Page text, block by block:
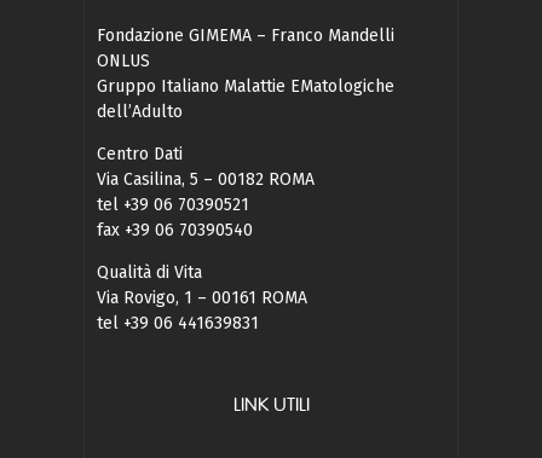
Fondazione GIMEMA – Franco Mandelli
ONLUS
Gruppo Italiano Malattie EMatologiche
dell’Adulto
Centro Dati
Via Casilina, 5 – 00182 ROMA
tel +39 06 70390521
fax +39 06 70390540
Qualità di Vita
Via Rovigo, 1 – 00161 ROMA
tel +39 06 441639831
LINK UTILI